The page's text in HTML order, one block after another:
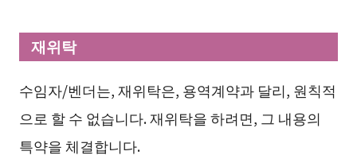
재위탁
수임자/벤더는, 재위탁은, 용역계약과 달리, 원칙적
으로 할 수 없습니다. 재위탁을 하려면, 그 내용의
특약을 체결합니다.